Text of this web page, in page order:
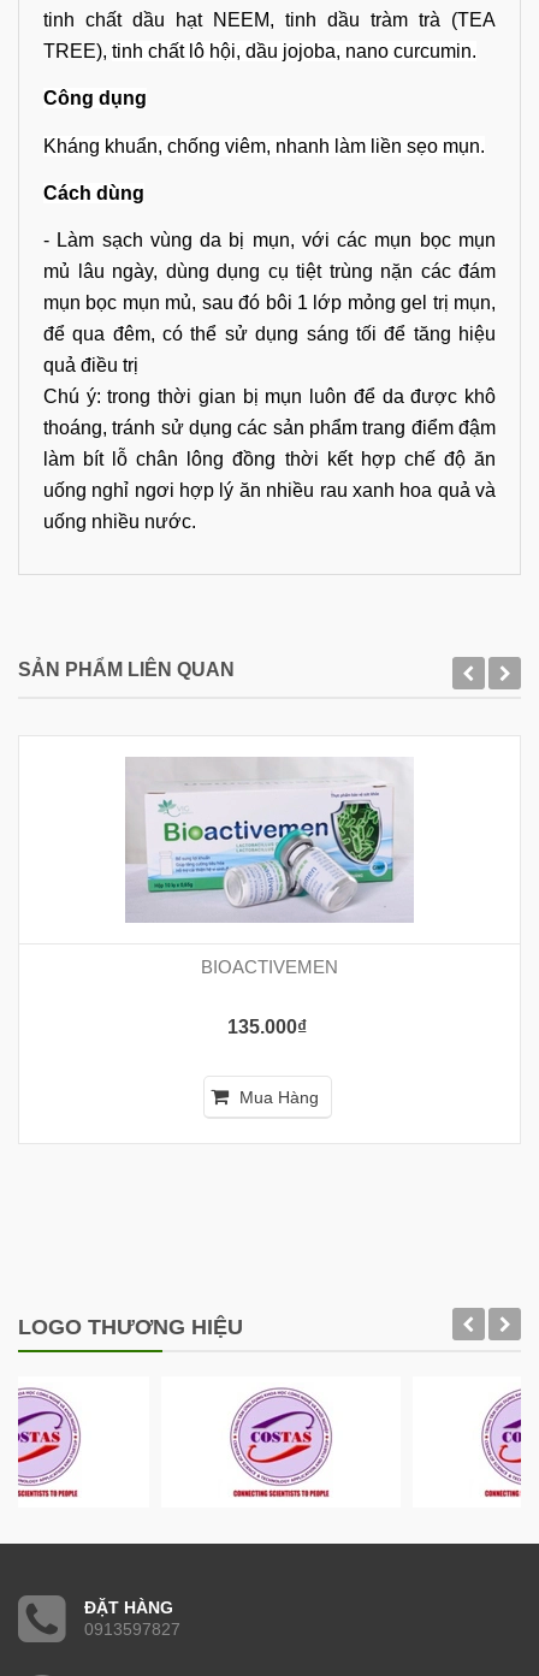
tinh chất dầu hạt NEEM, tinh dầu tràm trà (TEA
TREE), tinh chất lô hội, dầu jojoba, nano curcumin.
Công dụng
Kháng khuẩn, chống viêm, nhanh làm liền sẹo mụn.
Cách dùng
- Làm sạch vùng da bị mụn, với các mụn bọc mụn
mủ lâu ngày, dùng dụng cụ tiệt trùng nặn các đám
mụn bọc mụn mủ, sau đó bôi 1 lớp mỏng gel trị mụn,
để qua đêm, có thể sử dụng sáng tối để tăng hiệu
quả điều trị
Chú ý: trong thời gian bị mụn luôn để da được khô
thoáng, tránh sử dụng các sản phẩm trang điểm đậm
làm bít lỗ chân lông đồng thời kết hợp chế độ ăn
uống nghỉ ngơi hợp lý ăn nhiều rau xanh hoa quả và
uống nhiều nước.
SẢN PHẨM LIÊN QUAN
BIOACTIVEMEN
135.000₫
Mua Hàng
LOGO THƯƠNG HIỆU
ĐẶT HÀNG
0913597827